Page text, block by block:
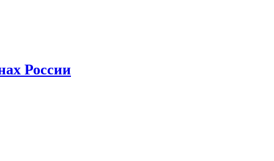
России